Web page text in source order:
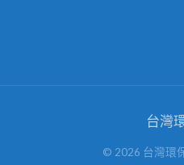
台灣
© 2026 台灣環